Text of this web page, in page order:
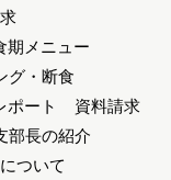
期メニュー
グ・断食
ポート
資料請求
部長の紹介
ついて